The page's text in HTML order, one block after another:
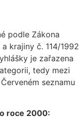
podle Zákona
krajiny č. 114/1992
je zařazena
tedy mezi
seznamu
roce 2000: